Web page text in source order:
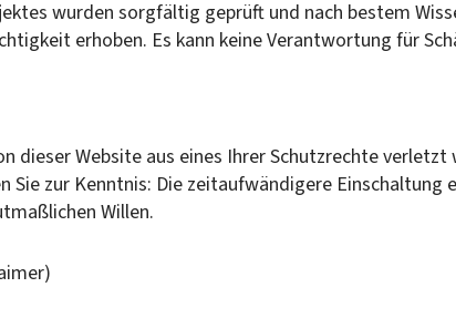
wurden sorgfältig geprüft und nach bestem
erhoben. Es kann keine Verantwortung für
dieser Website aus eines Ihrer Schutzrechte
Sie zur Kenntnis: Die zeitaufwändigere
Willen.